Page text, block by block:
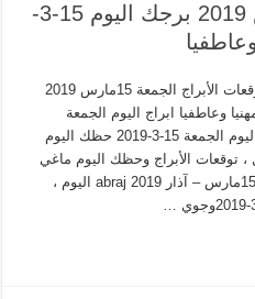
الأبراج الجمعة 15مارس 2019 برجك اليوم 15-3-
حظك اليوم 15-3-2019 ماغي فرح توقعات الأبراج الجمعة 15مارس 2019
حظك اليوم مهنيا وعاطفيا ابراج اليوم الجمعة
15مارس 2019، وأهم توقعات أبراج اليوم الجمعة 15-3-2019 حظك اليوم
، توقعات الأبراج وحظك اليوم ماغي
فرح حظك في الحب اليوم الجمعة 15مارس – آذار 2019 abraj اليوم ،